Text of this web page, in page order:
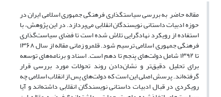
مقاله حاضر به بررسی سیاستگذاری‌ فرهنگی جمهوری اسلامی ایران در
حوزه ادبیات داستانی نویسندگان انقلابی می‌پردازد. در این پژوهش، با
استفاده از رویکرد نهادگرایی تلاش شده است تا فضای سیاست‌گذاری
فرهنگی جمهوری اسلامی ترسیم شود. قلمرو زمانی مقاله از سال ۱۳۶۸
تا ۱۳۹۲ شامل دولت‌های پنجم تا دهم است. اسناد و برنامه‌های توسعه
برای تحلیل دقیق‌تر و نشان‌دادن روند تحولات مورد بررسی قرار
گرفته‌اند. پرسش اصلی این است که دولت‌های پس از انقلاب اسلامی چه
رویکردی در قبال ادبیات داستانی نویسندگان انقلابی داشته‌اند و آیا